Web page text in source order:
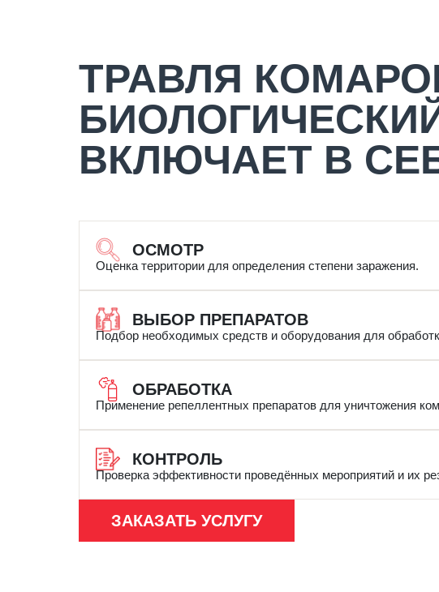
ТРАВЛЯ
ВКЛЮЧАЕТ В
ОСМОТР
Оценка территории для определения степени заражения.
ВЫБОР ПРЕПАРАТОВ
Подбор необходимых средств и оборудования для
ОБРАБОТКА
Применение репеллентных препаратов для уничтожения
КОНТРОЛЬ
Проверка эффективности проведённых мероприятий и их
ЗАКАЗАТЬ УСЛУГУ